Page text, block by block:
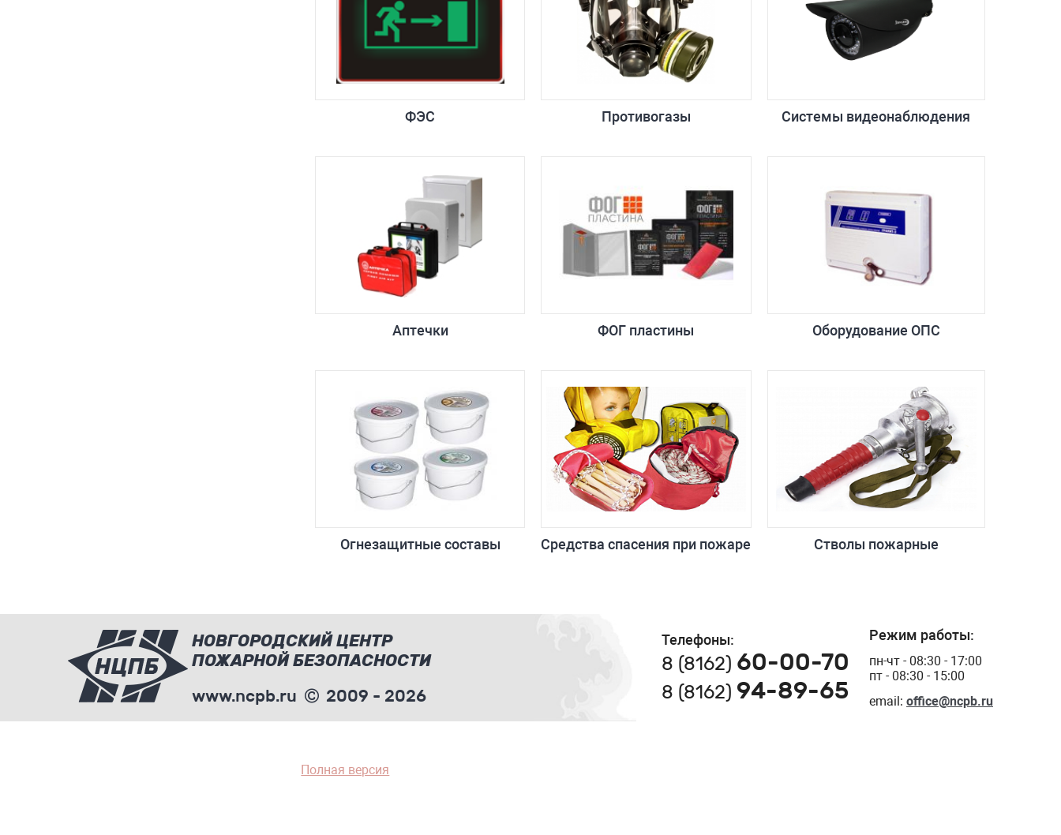
ФЭС Противогазы Системы видеонаблюдения
Аптечки ФОГ пластины Оборудование ОПС
Огнезащитные составы Средства спасения при пожаре Стволы пожарные
НОВГОРОДСКИЙ ЦЕНТР
ПОЖАРНОЙ БЕЗОПАСНОСТИ
www.ncpb.ru
2009 - 2026
Телефоны:
8 (8162) 60-00-70
8 (8162) 94-89-65
Режим работы:
пн-чт - 08:30 - 17:00
пт - 08:30 - 15:00
email: office@ncpb.ru
Полная версия